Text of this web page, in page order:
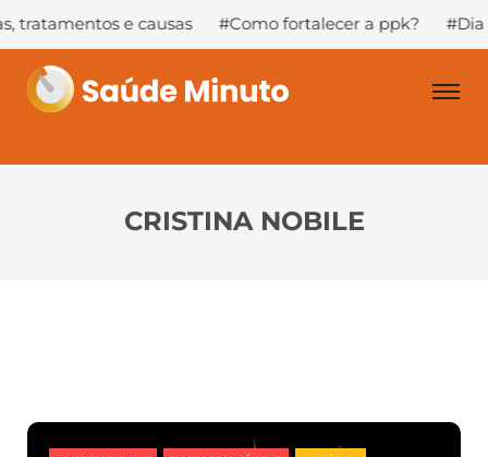
e causas #Como fortalecer a ppk? #Dia
CRISTINA NOBILE